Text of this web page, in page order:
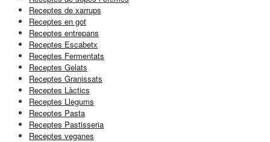
Receptes de xarrups
Receptes en got
Receptes entrepans
Receptes Escabetx
Receptes Fermentats
Receptes Gelats
Receptes Granissats
Receptes Làctics
Receptes Llegums
Receptes Pasta
Receptes Pastisseria
Receptes veganes